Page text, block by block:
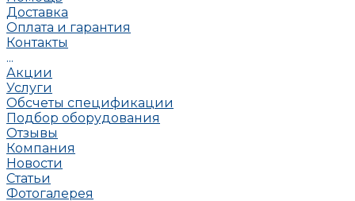
Доставка
Оплата и гарантия
Контакты
...
Акции
Услуги
Обсчеты спецификации
Подбор оборудования
Отзывы
Компания
Новости
Статьи
Фотогалерея